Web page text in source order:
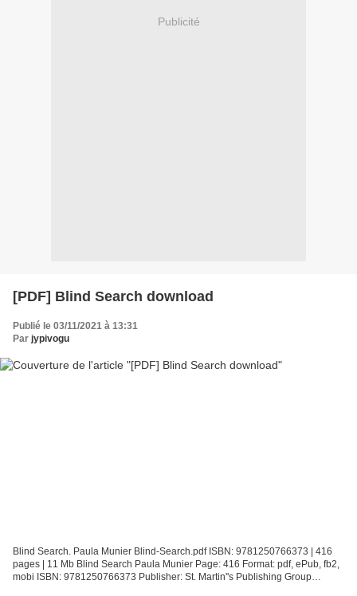
Publicité
[PDF] Blind Search download
Publié le 03/11/2021 à 13:31
Par jypivogu
Blind Search. Paula Munier Blind-Search.pdf ISBN: 9781250766373 | 416
pages | 11 Mb Blind Search Paula Munier Page: 416 Format: pdf, ePub, fb2,
mobi ISBN: 9781250766373 Publisher: St. Martin''s Publishing Group